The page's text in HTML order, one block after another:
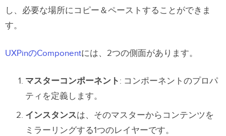
し、必要な場所にコピー＆ペーストすることができま
す。
UXPinのComponentには、2つの側面があります。
マスターコンポーネント : コンポーネントのプロパ
ティを定義します。
インスタンスは、そのマスターからコンテンツを
ミラーリングする1つのレイヤーです。